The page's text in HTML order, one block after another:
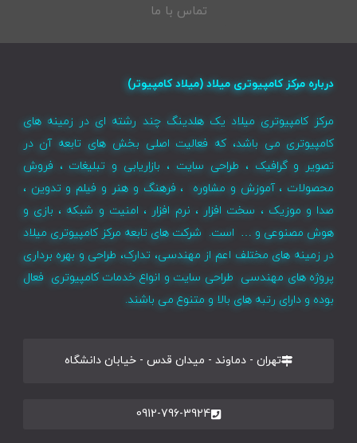
تماس با ما
درباره مرکز کامپیوتری میلاد (میلاد کامپیوتر)
مرکز کامپیوتری میلاد یک هلدینگ چند رشته ای در زمینه های
کامپیوتری می باشد، که فعالیت اصلی بخش های تابعه آن در
تصویر و گرافیک ، طراحی سایت ، بازاریابی و تبلیغات ، فروش
محصولات ، آموزش و مشاوره ، فرهنگ و هنر و فیلم و تدوین ،
صدا و موزیک ، سخت افزار ، نرم افزار ، امنیت و شبکه ، بازی و
هوش مصنوعی و … است. شرکت های تابعه مرکز کامپیوتری میلاد
در زمینه های مختلف اعم از مهندسی، تدارک، طراحی و بهره برداری
پروژه های مهندسی طراحی سایت و انواع خدمات کامپیوتری فعال
بوده و دارای رتبه های بالا و متنوع می باشند.
تهران - دماوند - میدان قدس - خیابان دانشگاه
0912-796-3924